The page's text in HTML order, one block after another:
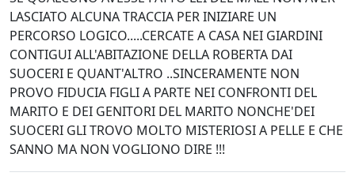
LASCIATO ALCUNA TRACCIA PER INIZIARE UN
PERCORSO LOGICO.....CERCATE A CASA NEI GIARDINI
CONTIGUI ALL'ABITAZIONE DELLA ROBERTA DAI
SUOCERI E QUANT'ALTRO ..SINCERAMENTE NON
PROVO FIDUCIA FIGLI A PARTE NEI CONFRONTI DEL
MARITO E DEI GENITORI DEL MARITO NONCHE'DEI
SUOCERI GLI TROVO MOLTO MISTERIOSI A PELLE E CHE
SANNO MA NON VOGLIONO DIRE !!!